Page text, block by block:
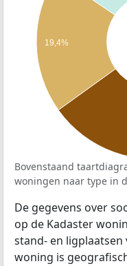
19,4%
Bovenstaand
woningen naar type in
De gegevens over
op de Kadaster
stand- en ligplaatsen
woning is